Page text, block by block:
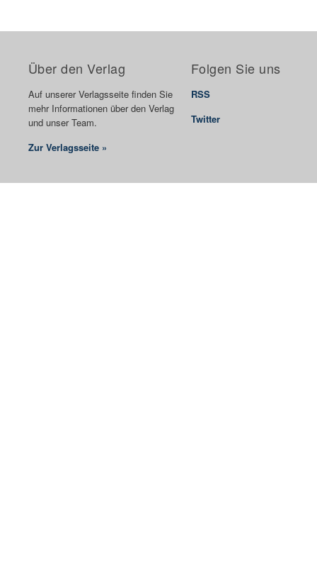
Über den Verlag
Auf unserer Verlagsseite finden Sie
mehr Informationen über den Verlag
und unser Team.
Zur Verlagsseite »
Folgen Sie uns
RSS
Twitter